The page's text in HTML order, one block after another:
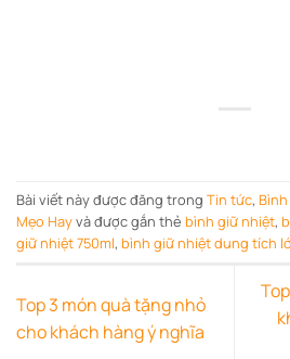
Bài viết này được đăng trong Tin tức,
Mẹo Hayvà được gắn thẻ bình giữ nhiệt,
giữ nhiệt 750ml, bình giữ nhiệt dung tích
Top 3 món quà tặng nhỏ
cho khách hàng ý nghĩa